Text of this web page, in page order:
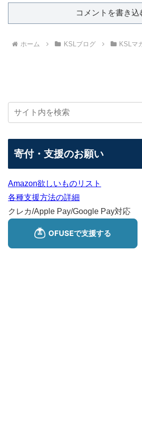
コメントを書き込
ホーム KSLブログ KSLマ
寄付・支援のお願い
Amazon欲しいものリスト
各種支援方法の詳細
クレカ/Apple Pay/Google Pay対応